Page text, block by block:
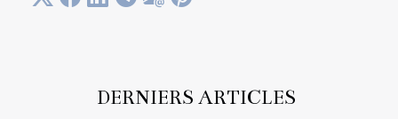
DERNIERS ARTICLES